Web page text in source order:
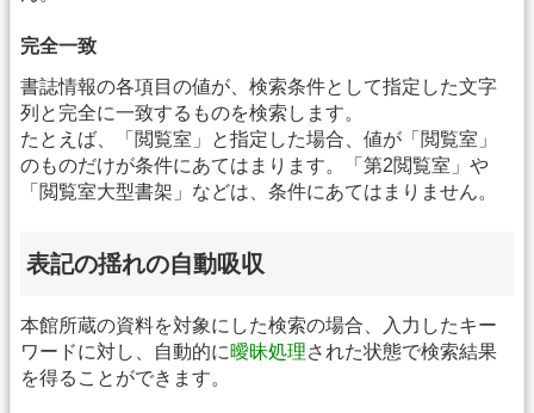
完全一致
書誌情報の各項目の値が、検索条件として指定した文字
列と完全に一致するものを検索します。
たとえば、「閲覧室」と指定した場合、値が「閲覧室」
のものだけが条件にあてはまります。「第2閲覧室」や
「閲覧室大型書架」などは、条件にあてはまりません。
表記の揺れの自動吸収
本館所蔵の資料を対象にした検索の場合、入力したキー
ワードに対し、自動的に曖昧処理された状態で検索結果
を得ることができます。